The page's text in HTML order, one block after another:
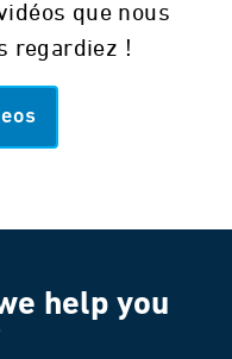
que nous
regardiez !
help you